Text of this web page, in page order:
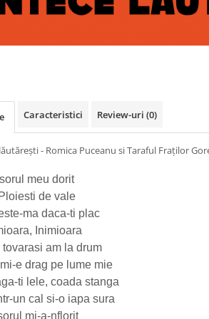
Caracteristici Review-uri (0)
- Romica Puceanu si Taraful Fraților
meu dorit
de vale
ma daca-ti plac
Inimioara
am la drum
e drag pe lume mie
ti lele, coada stanga
un cal si-o iapa sura
mi-a-nflorit